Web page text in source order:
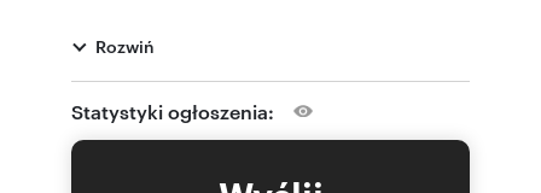
pokoje oraz możliwość wykonania dodatkowej
łazienki. Przewidziano 2 miejsca postojowe na
każdy dom. Teren wokół budynku zostanie
zagospodarowany, wybrukowany.
Każdy z domów będzie miał zamontowaną
Rozwiń
Statystyki ogłoszenia: